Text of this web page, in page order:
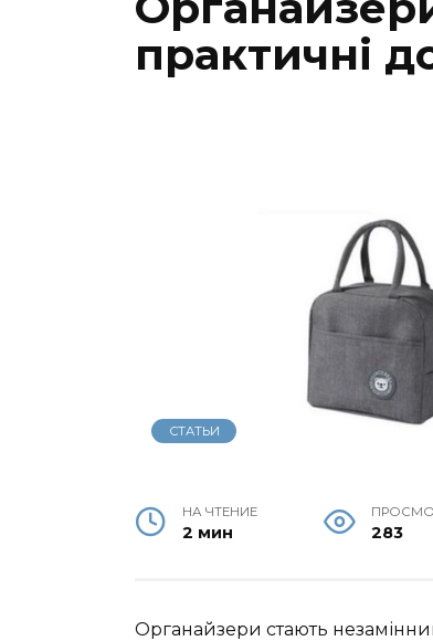
практичні
СТАТЬИ
НА ЧТЕНИЕ
2 мин 283
Органайзери стають